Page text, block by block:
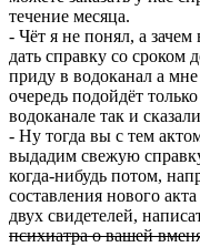
течение месяца.
- Чёт я не понял, а зачем
дать справку со сроком
приду в водоканал а
очередь подойдёт
водоканале так и
- Ну тогда вы с тем
выдадим свежую
когда-нибудь потом,
составления нового
двух свидетелей,
психиатра о вашей